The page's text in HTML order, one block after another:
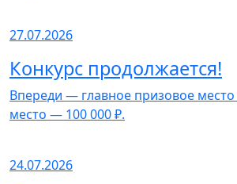
27.07.2026
Конкурс продолжается!
Впереди — главное призовое место
место — 100 000 ₽.
24.07.2026